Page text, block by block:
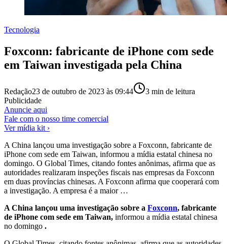
Tecnologia
Foxconn: fabricante de iPhone com sede
em Taiwan investigada pela China
Redação23 de outubro de 2023 às 09:44 3 min de leitura
Publicidade
Anuncie aqui
Fale com o nosso time comercial
Ver mídia kit ›
A China lançou uma investigação sobre a Foxconn, fabricante de
iPhone com sede em Taiwan, informou a mídia estatal chinesa no
domingo. O Global Times, citando fontes anônimas, afirma que as
autoridades realizaram inspeções fiscais nas empresas da Foxconn
em duas províncias chinesas. A Foxconn afirma que cooperará com
a investigação. A empresa é a maior …
A China lançou uma investigação sobre a Foxconn, fabricante
de iPhone com sede em Taiwan, informou a mídia estatal chinesa
no domingo .